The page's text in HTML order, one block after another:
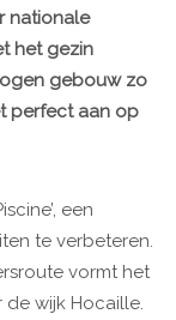
nationale
het gezin
gebouw zo
perfect aan op
een
te verbeteren.
vormt het
wijk Hocaille.